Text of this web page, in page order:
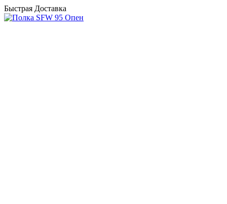
Быстрая Доставка